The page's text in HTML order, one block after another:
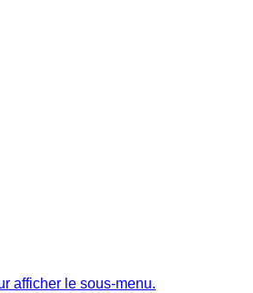
afficher le sous-menu.